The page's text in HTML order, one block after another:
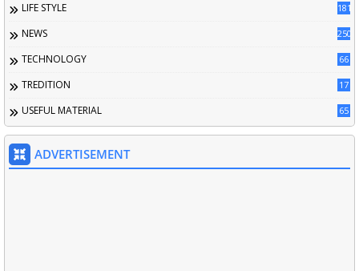
LIFE STYLE 181
NEWS 250
TECHNOLOGY 66
TREDITION 17
USEFUL MATERIAL 65
ADVERTISEMENT